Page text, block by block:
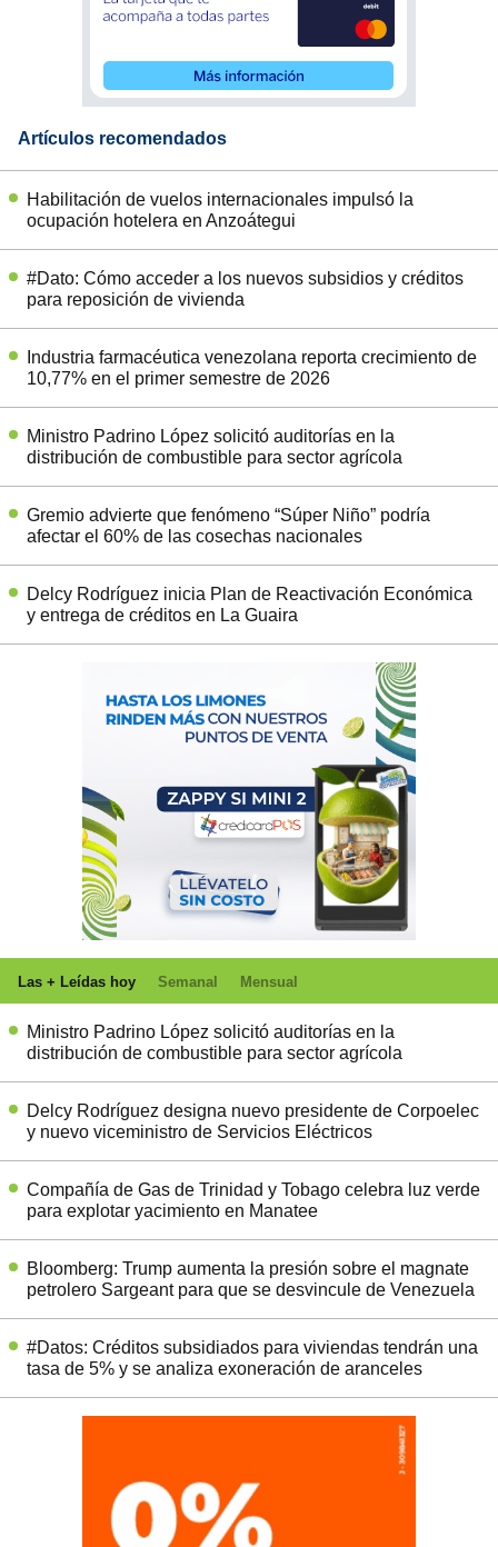
Artículos recomendados
Habilitación de vuelos internacionales impulsó la
ocupación hotelera en Anzoátegui
#Dato: Cómo acceder a los nuevos subsidios y créditos
para reposición de vivienda
Industria farmacéutica venezolana reporta crecimiento de
10,77% en el primer semestre de 2026
Ministro Padrino López solicitó auditorías en la
distribución de combustible para sector agrícola
Gremio advierte que fenómeno “Súper Niño” podría
afectar el 60% de las cosechas nacionales
Delcy Rodríguez inicia Plan de Reactivación Económica
y entrega de créditos en La Guaira
Las + Leídas hoy Semanal Mensual
Ministro Padrino López solicitó auditorías en la
distribución de combustible para sector agrícola
Delcy Rodríguez designa nuevo presidente de Corpoelec
y nuevo viceministro de Servicios Eléctricos
Compañía de Gas de Trinidad y Tobago celebra luz verde
para explotar yacimiento en Manatee
Bloomberg: Trump aumenta la presión sobre el magnate
petrolero Sargeant para que se desvincule de Venezuela
#Datos: Créditos subsidiados para viviendas tendrán una
tasa de 5% y se analiza exoneración de aranceles